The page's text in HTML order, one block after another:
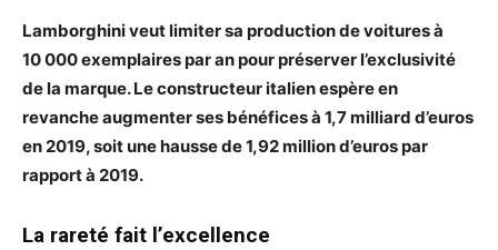
Lamborghini veut limiter sa production de voitures à
10 000 exemplaires par an pour préserver l’exclusivité
de la marque. Le constructeur italien espère en
revanche augmenter ses bénéfices à 1,7 milliard d’euros
en 2019, soit une hausse de 1,92 million d’euros par
rapport à 2019.
La rareté fait l’excellence